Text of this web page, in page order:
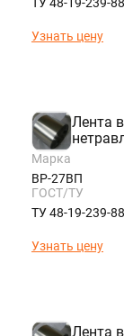
Узнать цену
Лента
Марка
ВР-27ВП
ГОСТ/ТУ
ТУ 48-19-239-88
Узнать цену
Лента